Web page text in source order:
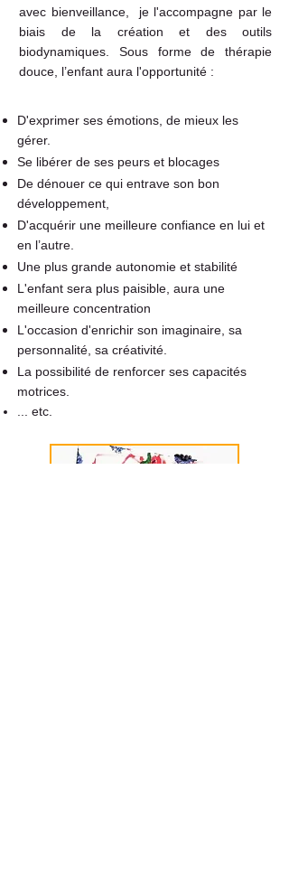
avec bienveillance, je l'accompagne par le
biais de la création et des outils
biodynamiques. Sous forme de thérapie
douce, l’enfant aura l'opportunité :
D'exprimer ses émotions, de mieux les
gérer.
Se libérer de ses peurs et blocages
De dénouer ce qui entrave son bon
développement,
D'acquérir une meilleure confiance en lui et
en l’autre.
Une plus grande autonomie et stabilité
L'enfant sera plus paisible, aura une
meilleure concentration
L'occasion d'enrichir son imaginaire, sa
personnalité, sa créativité.
La possibilité de renforcer ses capacités
motrices.
... etc.